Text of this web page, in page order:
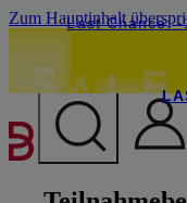
Zum Hauptinhalt
Last Chance:
15€-